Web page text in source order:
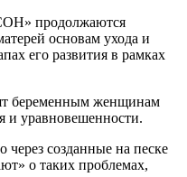
продолжаются
основам ухода и
его развития в рамках
беременным женщинам
и уравновешенности.
через созданные на песке
о таких проблемах,